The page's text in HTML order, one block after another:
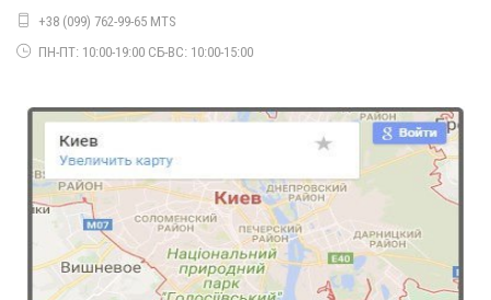
Модна жіноча водолазка Ангора
710.00грн.
+38 (099) 762-99-65 MTS
ПН-ПТ: 10:00-19:00 СБ-ВС: 10:00-15:00